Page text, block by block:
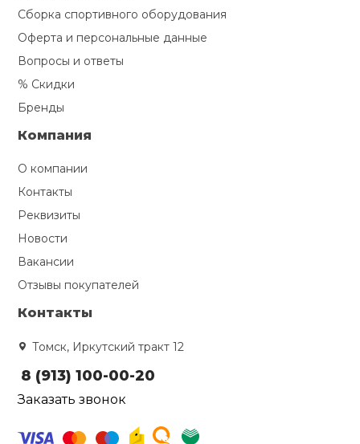
Сборка спортивного оборудования
Оферта и персональные данные
Вопросы и ответы
% Скидки
Бренды
Компания
О компании
Контакты
Реквизиты
Новости
Вакансии
Отзывы покупателей
Контакты
Томск, Иркутский тракт 12
8 (913) 100-00-20
Заказать звонок